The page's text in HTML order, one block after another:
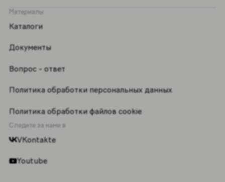
Материалы
Каталоги
Документы
Вопрос - ответ
Политика обработки персональных данных
Политика обработки файлов cookie
Следите за нами в
VKontakte
Youtube